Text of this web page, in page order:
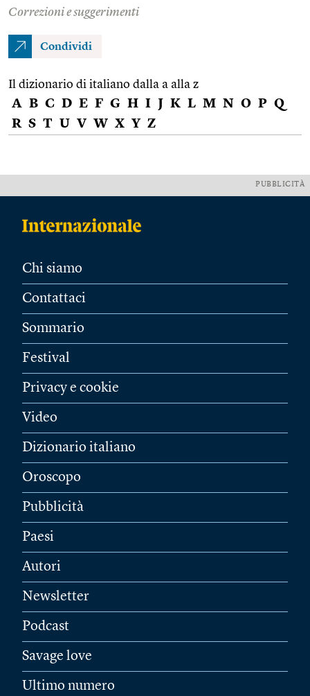
Correzioni e suggerimenti
Condividi
Il dizionario di italiano dalla a alla z
A B C D E F G H I J K L M N O P Q
R S T U V W X Y Z
PUBBLICITÀ
Chi siamo
Contattaci
Sommario
Festival
Privacy e cookie
Video
Dizionario italiano
Oroscopo
Pubblicità
Paesi
Autori
Newsletter
Podcast
Savage love
Ultimo numero